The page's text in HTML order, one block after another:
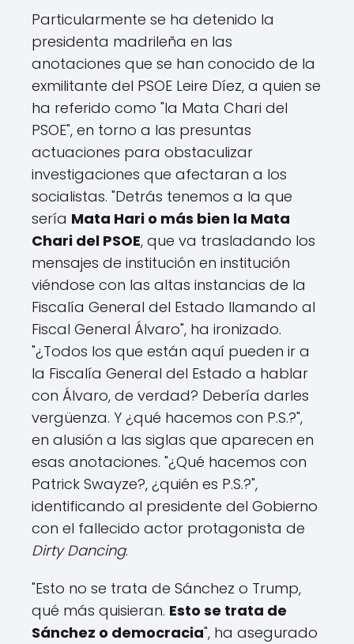
Particularmente se ha detenido la
presidenta madrileña en las
anotaciones que se han conocido de la
exmilitante del PSOE Leire Díez, a quien se
ha referido como "la Mata Chari del
PSOE", en torno a las presuntas
actuaciones para obstaculizar
investigaciones que afectaran a los
socialistas. "Detrás tenemos a la que
sería Mata Hari o más bien la Mata
Chari del PSOE, que va trasladando los
mensajes de institución en institución
viéndose con las altas instancias de la
Fiscalía General del Estado llamando al
Fiscal General Álvaro", ha ironizado.
"¿Todos los que están aquí pueden ir a
la Fiscalía General del Estado a hablar
con Álvaro, de verdad? Debería darles
vergüenza. Y ¿qué hacemos con P.S.?",
en alusión a las siglas que aparecen en
esas anotaciones. "¿Qué hacemos con
Patrick Swayze?, ¿quién es P.S.?",
identificando al presidente del Gobierno
con el fallecido actor protagonista de
Dirty Dancing.
"Esto no se trata de Sánchez o Trump,
qué más quisieran. Esto se trata de
Sánchez o democracia", ha asegurado